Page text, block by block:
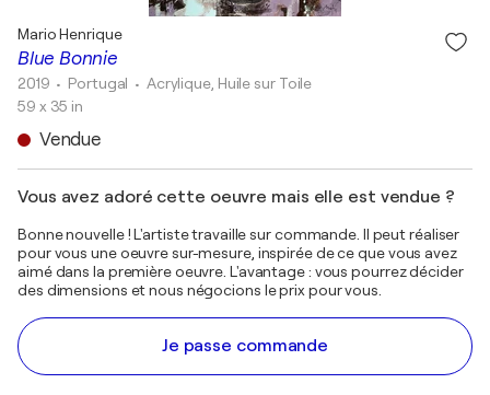
Blue Bonnie
Mario Henrique
2019 • Portugal • Acrylique, Huile sur Toile
59 x 35 in
Vendue
Vous avez adoré cette oeuvre mais elle est vendue ?
Bonne nouvelle ! L'artiste travaille sur commande. Il peut réaliser
pour vous une oeuvre sur-mesure, inspirée de ce que vous avez
aimé dans la première oeuvre. L'avantage : vous pourrez décider
des dimensions et nous négocions le prix pour vous.
Je passe commande